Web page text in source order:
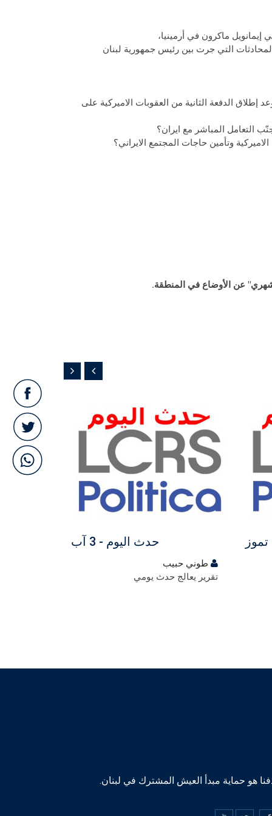
ماكرون في أرمينيا،
التي جرت بين رئيس جمهورية لبنان
عاصفة 4 تشرين الثاني- أي موعد إطلاق الدفعة الثانية من العقوبات الاميركية على
التعامل المباشر مع ايران؟
وتأمين حاجات المجتمع الايراني؟
شهري" عن الأوضاع في المنطقة.
مجاني
حدث اليوم - 3 آب
طوني حبيب
تقرير يعالج حدث يومي
هو حماية مبدأ العيش المشترك في لبنان.